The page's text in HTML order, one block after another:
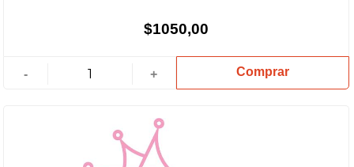
$1050,00
- + Comprar